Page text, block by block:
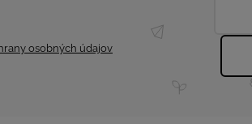
osobných údajov